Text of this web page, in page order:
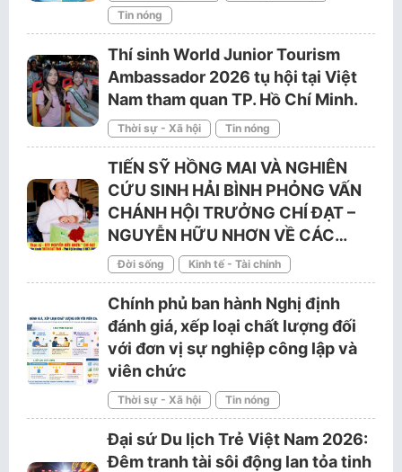
Tin nóng
Thí sinh World Junior Tourism
Ambassador 2026 tụ hội tại Việt
Nam tham quan TP. Hồ Chí Minh.
Thời sự - Xã hội Tin nóng
TIẾN SỸ HỒNG MAI VÀ NGHIÊN
CỨU SINH HẢI BÌNH PHỎNG VẤN
CHÁNH HỘI TRƯỞNG CHÍ ĐẠT –
NGUYỄN HỮU NHƠN VỀ CÁC…
Đời sống Kinh tế - Tài chính
Chính phủ ban hành Nghị định
đánh giá, xếp loại chất lượng đối
với đơn vị sự nghiệp công lập và
viên chức
Thời sự - Xã hội Tin nóng
Đại sứ Du lịch Trẻ Việt Nam 2026:
Đêm tranh tài sôi động lan tỏa tinh